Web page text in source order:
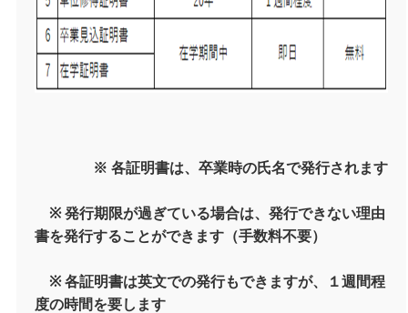
※ 各証明書は、卒業時の氏名で発行されます
※ 発行期限が過ぎている場合は、発行できない理由
書を発行することができます（手数料不要）
※ 各証明書は英文での発行もできますが、１週間程
度の時間を要します